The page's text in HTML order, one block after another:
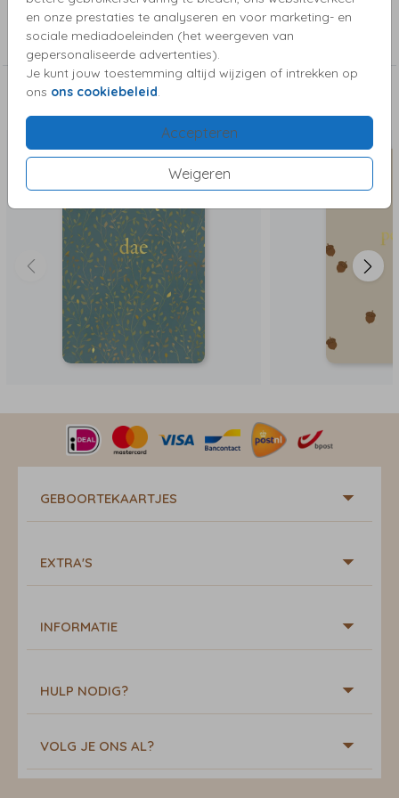
en onze prestaties te analyseren en voor marketing- en
sociale mediadoeleinden (het weergeven van
gepersonaliseerde advertenties).
Je kunt jouw toestemming altijd wijzigen of intrekken op
ons ons cookiebeleid
Accepteren
Weigeren
Collectie
Foliekaartjes
GEBOORTEKAARTJES
EXTRA'S
INFORMATIE
HULP NODIG?
VOLG JE ONS AL?